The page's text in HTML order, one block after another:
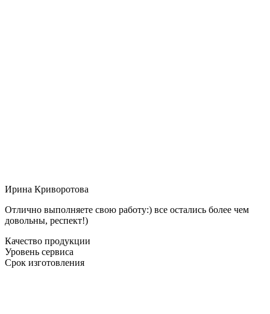
Ирина Криворотова
Отлично выполняете свою работу:) все остались более чем
довольны, респект!)
Качество продукции
Уровень сервиса
Срок изготовления